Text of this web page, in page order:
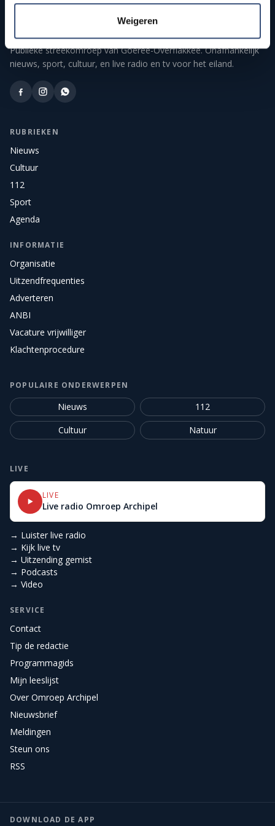
Weigeren
Publieke streekomroep van Goeree-Overflakkee. Onafhankelijk
nieuws, sport, cultuur, en live radio en tv voor het eiland.
RUBRIEKEN
Nieuws
Cultuur
112
Sport
Agenda
INFORMATIE
Organisatie
Uitzendfrequenties
Adverteren
ANBI
Vacature vrijwilliger
Klachtenprocedure
POPULAIRE ONDERWERPEN
Nieuws
112
Cultuur
Natuur
LIVE
LIVE
Live radio Omroep Archipel
→ Luister live radio
→ Kijk live tv
→ Uitzending gemist
→ Podcasts
→ Video
SERVICE
Contact
Tip de redactie
Programmagids
Mijn leeslijst
Over Omroep Archipel
Nieuwsbrief
Meldingen
Steun ons
RSS
DOWNLOAD DE APP